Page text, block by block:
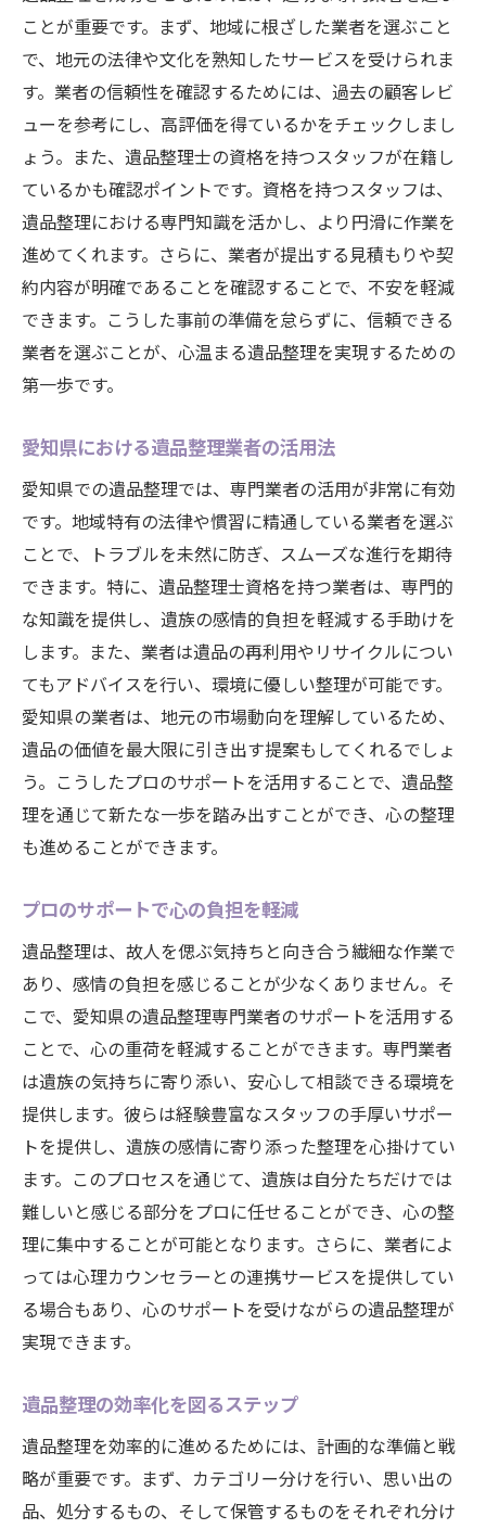
ことが重要です。まず、地域に根ざした業者を選ぶこと
で、地元の法律や文化を熟知したサービスを受けられま
す。業者の信頼性を確認するためには、過去の顧客レビ
ューを参考にし、高評価を得ているかをチェックしまし
ょう。また、遺品整理士の資格を持つスタッフが在籍し
ているかも確認ポイントです。資格を持つスタッフは、
遺品整理における専門知識を活かし、より円滑に作業を
進めてくれます。さらに、業者が提出する見積もりや契
約内容が明確であることを確認することで、不安を軽減
できます。こうした事前の準備を怠らずに、信頼できる
業者を選ぶことが、心温まる遺品整理を実現するための
第一歩です。
愛知県における遺品整理業者の活用法
愛知県での遺品整理では、専門業者の活用が非常に有効
です。地域特有の法律や慣習に精通している業者を選ぶ
ことで、トラブルを未然に防ぎ、スムーズな進行を期待
できます。特に、遺品整理士資格を持つ業者は、専門的
な知識を提供し、遺族の感情的負担を軽減する手助けを
します。また、業者は遺品の再利用やリサイクルについ
てもアドバイスを行い、環境に優しい整理が可能です。
愛知県の業者は、地元の市場動向を理解しているため、
遺品の価値を最大限に引き出す提案もしてくれるでしょ
う。こうしたプロのサポートを活用することで、遺品整
理を通じて新たな一歩を踏み出すことができ、心の整理
も進めることができます。
プロのサポートで心の負担を軽減
遺品整理は、故人を偲ぶ気持ちと向き合う繊細な作業で
あり、感情の負担を感じることが少なくありません。そ
こで、愛知県の遺品整理専門業者のサポートを活用する
ことで、心の重荷を軽減することができます。専門業者
は遺族の気持ちに寄り添い、安心して相談できる環境を
提供します。彼らは経験豊富なスタッフの手厚いサポー
トを提供し、遺族の感情に寄り添った整理を心掛けてい
ます。このプロセスを通じて、遺族は自分たちだけでは
難しいと感じる部分をプロに任せることができ、心の整
理に集中することが可能となります。さらに、業者によ
っては心理カウンセラーとの連携サービスを提供してい
る場合もあり、心のサポートを受けながらの遺品整理が
実現できます。
遺品整理の効率化を図るステップ
遺品整理を効率的に進めるためには、計画的な準備と戦
略が重要です。まず、カテゴリー分けを行い、思い出の
品、処分するもの、そして保管するものをそれぞれ分け